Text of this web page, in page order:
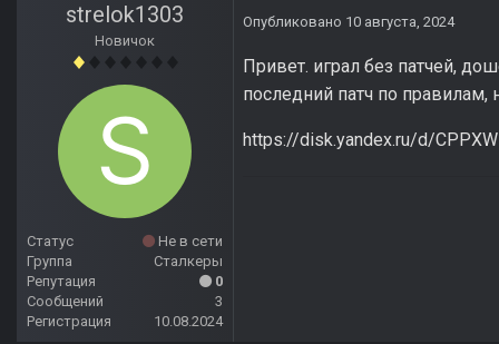
strelok1303
Новичок
Статус
Не в сети
Группа
Сталкеры
Репутация
0
Сообщений
3
Регистрация
10.08.2024
Опубликовано 10 августа, 2024
Привет. играл без патчей,
последний патч по правилам,
https://disk.yandex.ru/d/